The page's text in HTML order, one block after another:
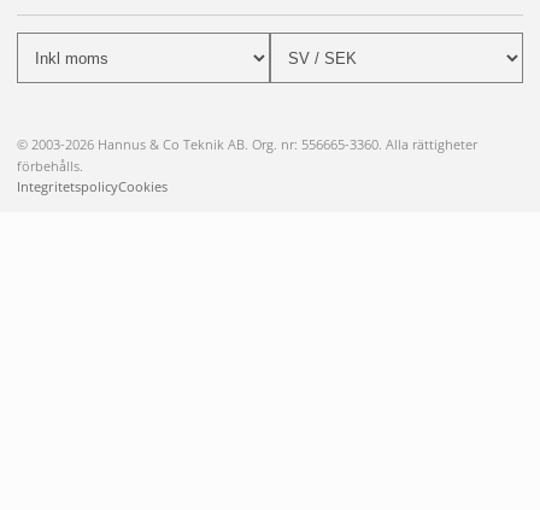
© 2003-2026 Hannus & Co Teknik AB. Org. nr: 556665-3360. Alla rättigheter
förbehålls.
IntegritetspolicyCookies